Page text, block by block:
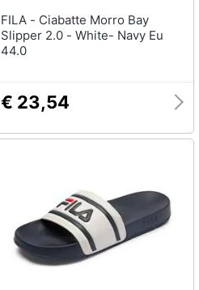
FILA - Ciabatte Morro Bay
Slipper 2.0 - White- Navy Eu
44.0
€ 23,54